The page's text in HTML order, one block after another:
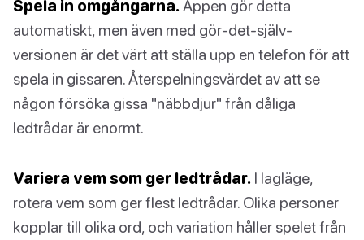
Spela in omgångarna. Appen gör detta
automatiskt, men även med gör-det-själv-
versionen är det värt att ställa upp en telefon för att
spela in gissaren. Återspelningsvärdet av att se
någon försöka gissa "näbbdjur" från dåliga
ledtrådar är enormt.
Variera vem som ger ledtrådar. I lagläge,
rotera vem som ger flest ledtrådar. Olika personer
kopplar till olika ord, och variation håller spelet från